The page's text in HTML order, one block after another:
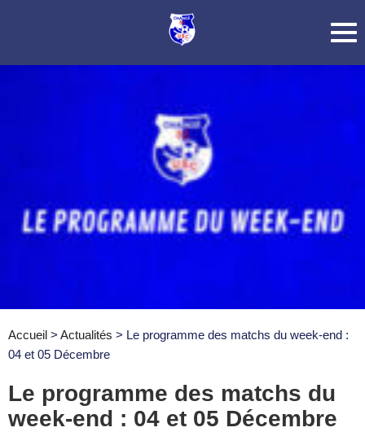
Accueil > Actualités > Le programme des matchs du week-end :
04 et 05 Décembre
Le programme des matchs du
week-end : 04 et 05 Décembre